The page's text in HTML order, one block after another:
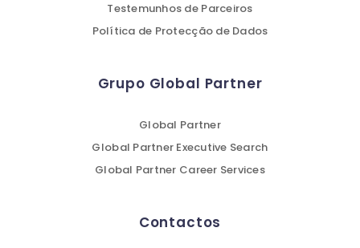
Testemunhos de Parceiros
Política de Protecção de Dados
Grupo Global Partner
Global Partner
Global Partner Executive Search
Global Partner Career Services
Contactos